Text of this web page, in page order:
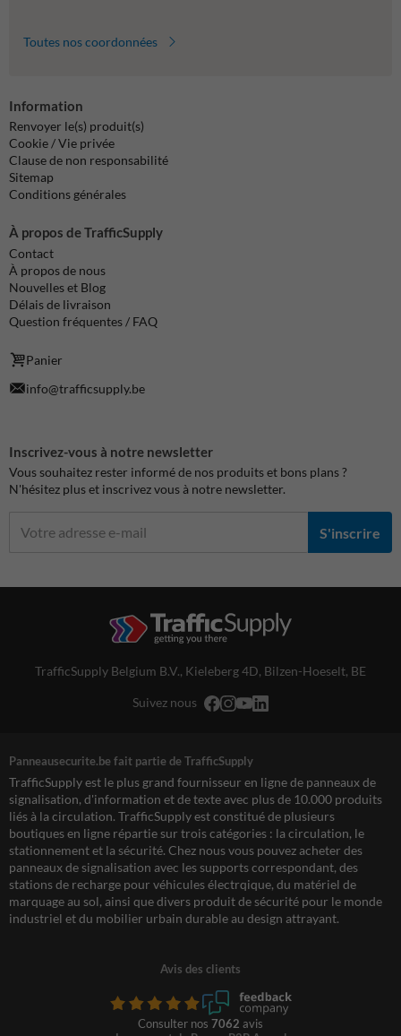
Toutes nos coordonnées
Information
Renvoyer le(s) produit(s)
Cookie / Vie privée
Clause de non responsabilité
Sitemap
Conditions générales
À propos de TrafficSupply
Contact
À propos de nous
Nouvelles et Blog
Délais de livraison
Question fréquentes / FAQ
Panier
info@trafficsupply.be
Inscrivez-vous à notre newsletter
Vous souhaitez rester informé de nos produits et bons plans ?
N'hésitez plus et inscrivez vous à notre newsletter.
S'inscrire
TrafficSupply Belgium B.V., Kieleberg 4D, Bilzen-Hoeselt, BE
Suivez nous
Panneausecurite.be fait partie de TrafficSupply
TrafficSupply est le plus grand fournisseur en ligne de panneaux de
signalisation, d'information et de texte avec plus de 10.000 produits
liés à la circulation. TrafficSupply est constitué de plusieurs
boutiques en ligne répartie sur trois catégories : la circulation, le
stationnement et la sécurité. Chez nous vous pouvez acheter des
panneaux de signalisation avec les supports correspondant, des
stations de recharge pour véhicules électrqique, du matériel de
marquage au sol, ainsi que divers produit de sécurité pour le monde
industriel et du mobilier urbain durable au design attrayant.
Avis des clients
Consulter nos 7062 avis